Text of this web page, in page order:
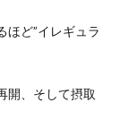
ほど”イレギュラ
開、そして摂取